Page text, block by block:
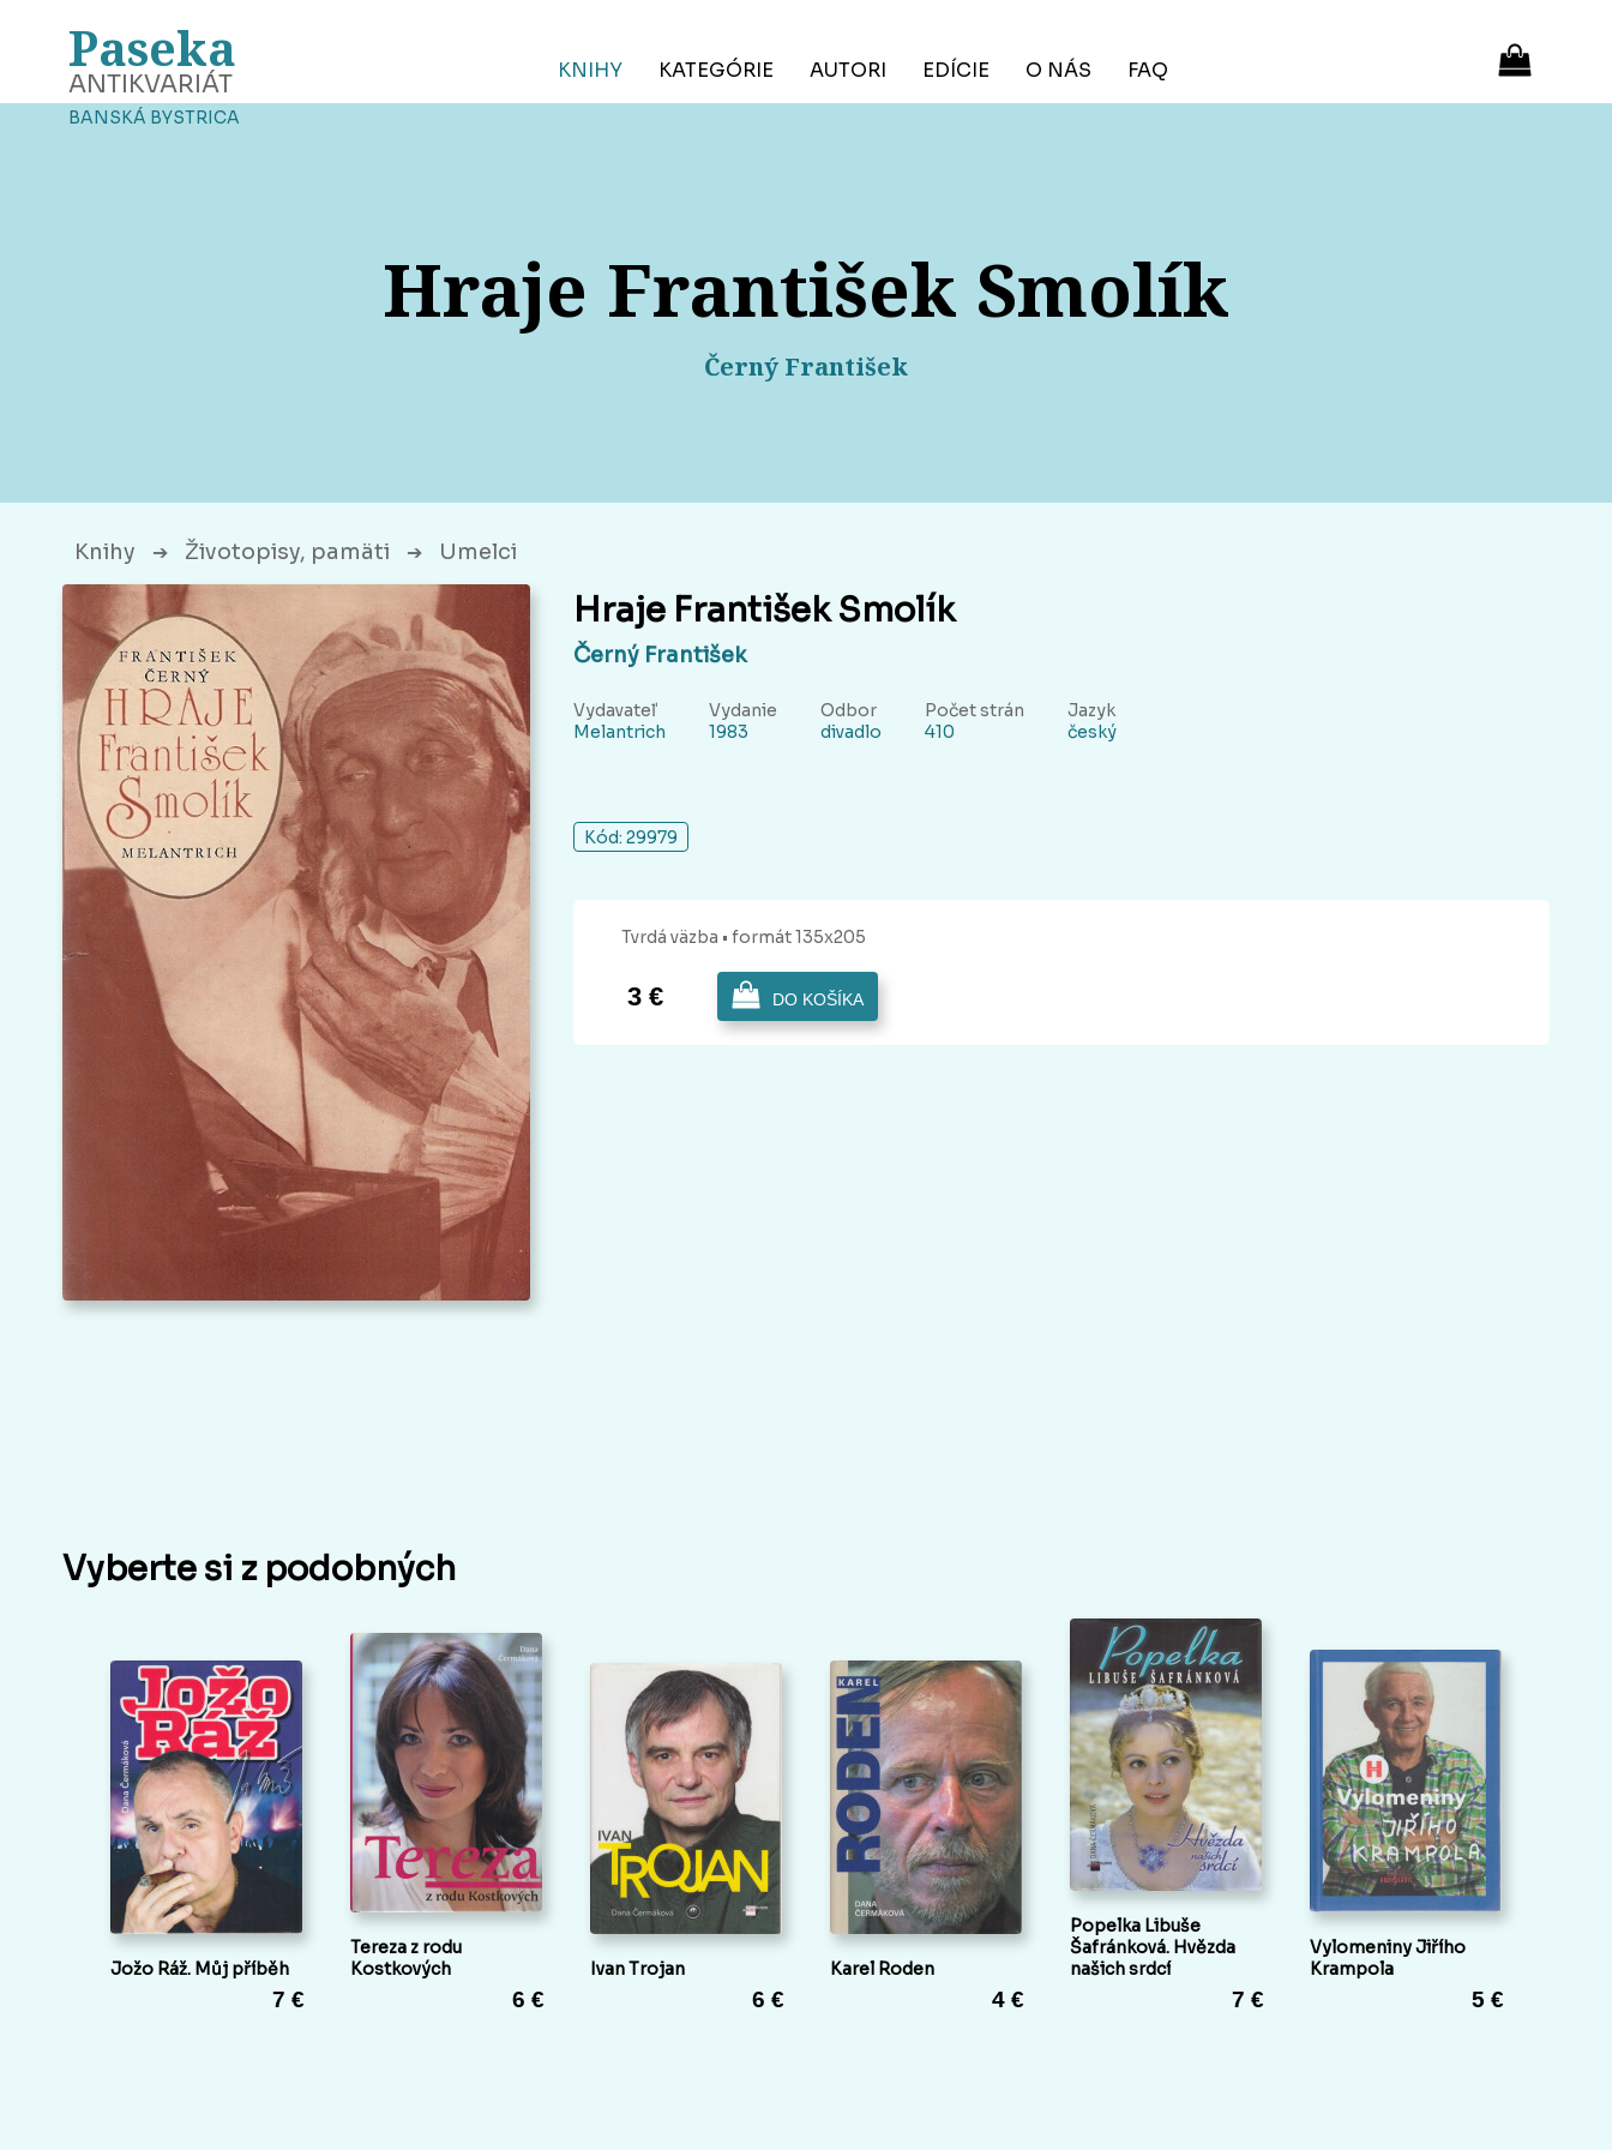
Paseka
ANTIKVARIÁT
BANSKÁ BYSTRICA
KNIHY KATEGÓRIE AUTORI EDÍCIE O NÁS FAQ
Hraje František Smolík
Černý František
Knihy ➔ Životopisy, pamäti ➔ Umelci
Hraje František Smolík
Černý František
Vydavateľ
Melantrich
Vydanie
1983
Odbor
divadlo
Počet strán
410
Jazyk
český
Kód: 29979
Tvrdá väzba • formát 135x205
3 € DO KOŠÍKA
Vyberte si z podobných
Jožo Ráž. Můj příběh
7 €
Tereza z rodu
Kostkových
6 €
Ivan Trojan
6 €
Karel Roden
4 €
Popelka Libuše
Šafránková. Hvězda
našich srdcí
7 €
Vylomeniny Jiřího
Krampola
5 €